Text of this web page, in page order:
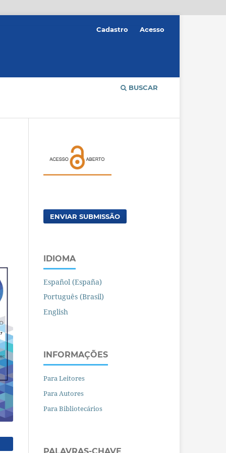
BUSCAR
Cadastro Acesso
ENVIAR SUBMISSÃO
IDIOMA
Español (España)
Português (Brasil)
English
INFORMAÇÕES
Para Leitores
Para Autores
Para Bibliotecários